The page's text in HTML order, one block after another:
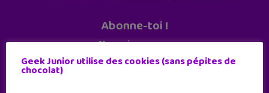
Abonne-toi !
11 numéros par an
Geek Junior utilise des cookies (sans pépites de
chocolat)